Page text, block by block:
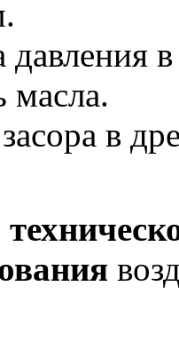
давления
масла.
в